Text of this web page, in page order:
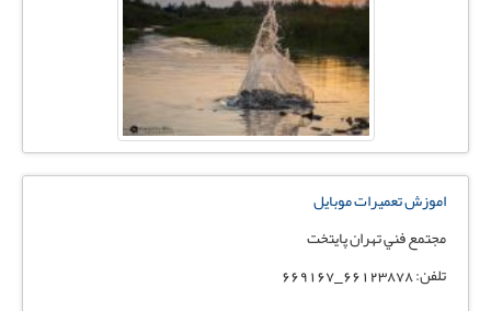
اموزش تعميرات موبايل
مجتمع فني تهران پايتخت
تلفن: 66123878_669167